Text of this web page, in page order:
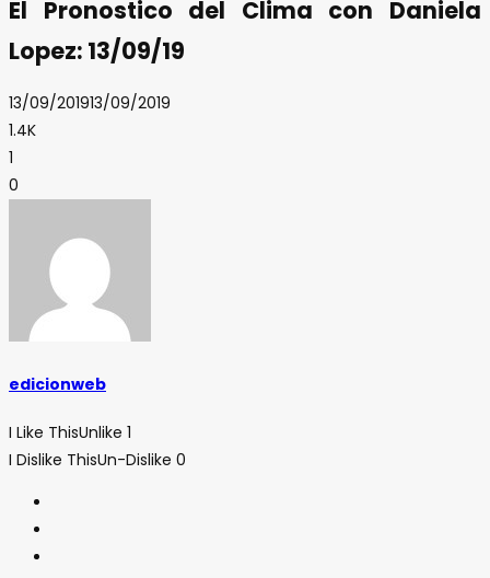
El Pronostico del Clima con Daniela
Lopez: 13/09/19
13/09/201913/09/2019
1.4K
1
0
edicionweb
I Like ThisUnlike 1
I Dislike ThisUn-Dislike 0